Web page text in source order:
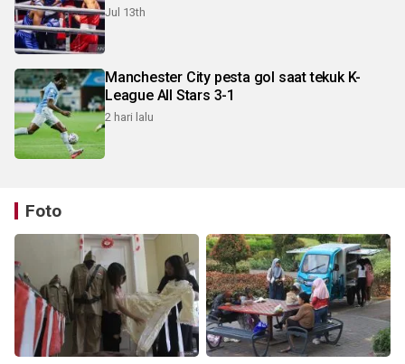
Jul 13th
Manchester City pesta gol saat tekuk K-
League All Stars 3-1
2 hari lalu
Foto